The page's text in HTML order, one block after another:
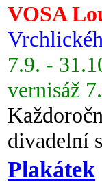
VOSA
7.9. -
vernisáž
divadelní
Plakátek